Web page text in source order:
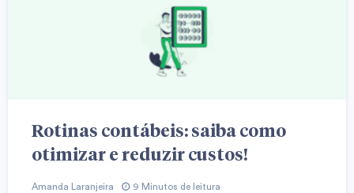
Rotinas contábeis: saiba como
otimizar e reduzir custos!
Amanda Laranjeira 9 Minutos de leitura